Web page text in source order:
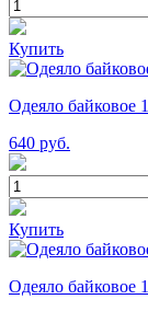
Купить
Одеяло байковое
640 руб.
Купить
Одеяло байковое